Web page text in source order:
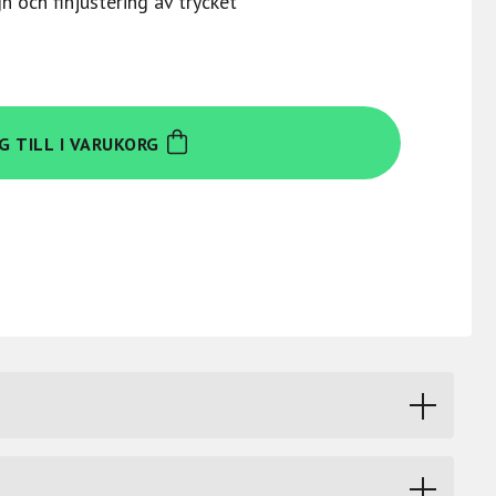
TILL I VARUKORG